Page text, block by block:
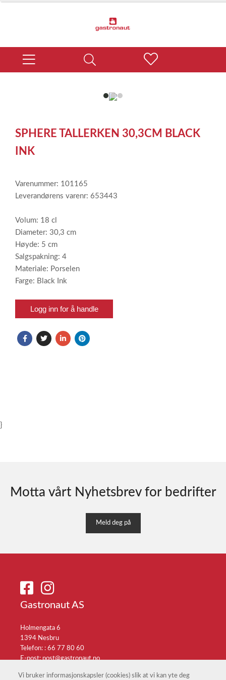
itemitemitem
of
3
SPHERE TALLERKEN 30,3CM BLACK
INK
Varenummer: 101165
Leverandørens varenr: 653443
Volum: 18 cl
Diameter: 30,3 cm
Høyde: 5 cm
Salgspakning: 4
Materiale: Porselen
Farge: Black Ink
Logg inn for å handle
}
Motta vårt Nyhetsbrev for bedrifter
Meld deg på
Gastronaut AS
Holmengata 6
1394 Nesbru
Telefon: : 66 77 80 60
E-post:post@gastronaut.no
Vi bruker informasjonskapsler (cookies) slik at vi kan yte deg